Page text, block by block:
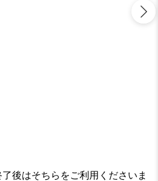
後はそちらをご利用くださいま